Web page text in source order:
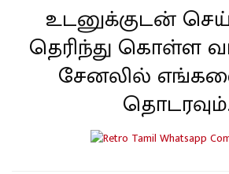
உடனுக்குடன்
தெரிந்து கொள்ள
சேனலில்